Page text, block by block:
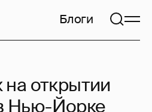
Блоги
открытии
Нью-Йорке